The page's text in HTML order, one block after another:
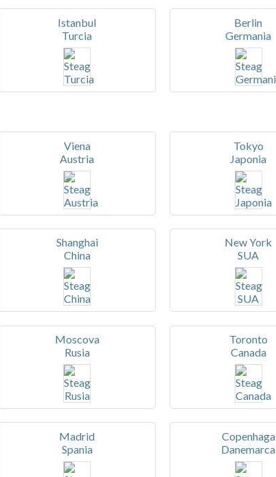
Istanbul
Turcia
Berlin
Germania
Viena
Austria
Tokyo
Japonia
Shanghai
China
New York
SUA
Moscova
Rusia
Toronto
Canada
Madrid
Spania
Copenhaga
Danemarca